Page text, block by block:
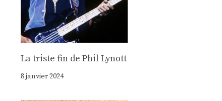
La triste fin de Phil Lynott
8 janvier 2024